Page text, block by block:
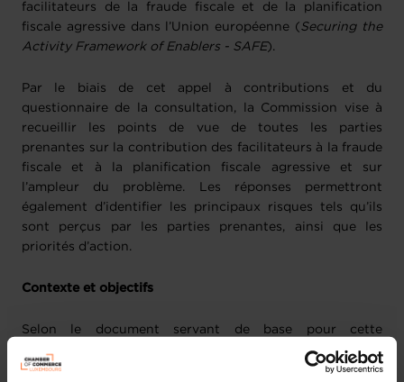
facilitateurs de la fraude fiscale et de la planification
fiscale agressive dans l’Union européenne ( Securing the
Activity Framework of Enablers - SAFE).
Par le biais de cet appel à contributions et du
questionnaire de la consultation, la Commission vise à
recueillir les points de vue de toutes les parties
prenantes sur la contribution des facilitateurs à la fraude
fiscale et à la planification fiscale agressive et sur
l’ampleur du problème. Les réponses permettront
également d’identifier les principaux risques tels qu’ils
sont perçus par les parties prenantes, ainsi que les
priorités d’action.
Contexte et objectifs
Selon le document servant de base pour cette
consultation, certains intermédiaires fournissant des
services de conseil fiscal (ci-après, les « facilitateurs »)